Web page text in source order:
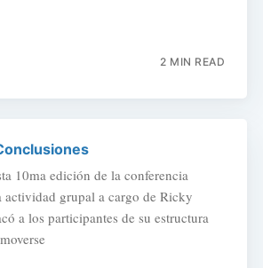
2 MIN READ
10ma edición de la conferencia
actividad grupal a cargo de Ricky
a los participantes de su estructura